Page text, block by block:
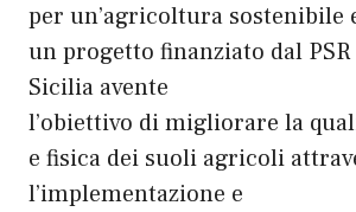
per un’agricoltura sostenibile
un progetto finanziato dal
Sicilia avente
l’obiettivo di migliorare la
e fisica dei suoli agricoli
l’implementazione e